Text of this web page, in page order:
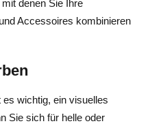
denen Sie Ihre
Accessoires kombinieren
wichtig, ein visuelles
Sie sich für helle oder